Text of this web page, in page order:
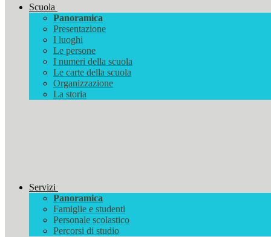
Scuola
Panoramica
Presentazione
I luoghi
Le persone
I numeri della scuola
Le carte della scuola
Organizzazione
La storia
Servizi
Panoramica
Famiglie e studenti
Personale scolastico
Percorsi di studio